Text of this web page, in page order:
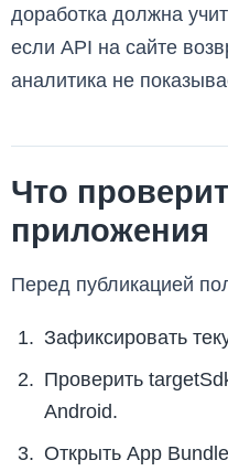
доработка должна
если API на сайте
аналитика не
Что
приложения
Перед публикацией
Зафиксировать
Проверить
Android.
Открыть App